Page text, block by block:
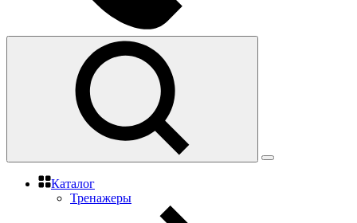
Каталог
Тренажеры